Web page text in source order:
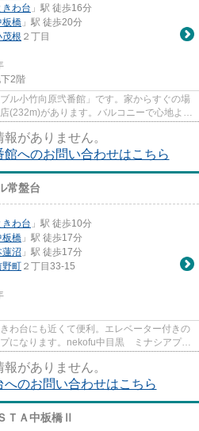
きわ台 」駅 徒歩16分
板橋 」駅 徒歩20分
茂根 ２丁目
2階
ル小竹向原弐番館」です。家からすぐの場
(232m)があります。バルコニーで心地よい
がありません。
へのお問い合わせはこちら
常盤台
きわ台 」駅 徒歩10分
板橋 」駅 徒歩17分
蓮沼 」駅 徒歩17分
野町 ２丁目33-15
わ台にも近くて便利。エレベーター付きの
になります。nekofu中目黒 ミナシアプロ
がありません。
のお問い合わせはこちら
ＴＡ中板橋Ⅱ